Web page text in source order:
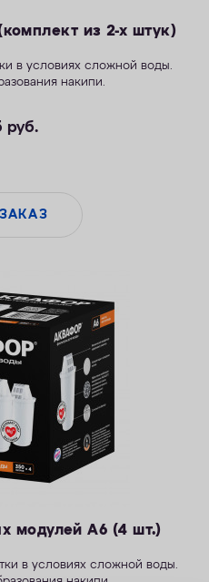
из 2-х штук)
в условиях сложной воды.
накипи.
руб.
модулей А6 (4 шт.)
в условиях сложной воды.